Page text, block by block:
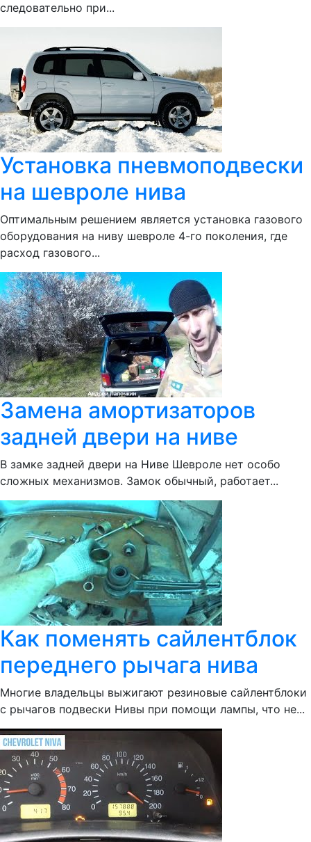
следовательно при...
Установка пневмоподвески
на шевроле нива
Оптимальным решением является установка газового
оборудования на ниву шевроле 4-го поколения, где
расход газового...
Замена амортизаторов
задней двери на ниве
В замке задней двери на Ниве Шевроле нет особо
сложных механизмов. Замок обычный, работает...
Как поменять сайлентблок
переднего рычага нива
Многие владельцы выжигают резиновые сайлентблоки
с рычагов подвески Нивы при помощи лампы, что не...